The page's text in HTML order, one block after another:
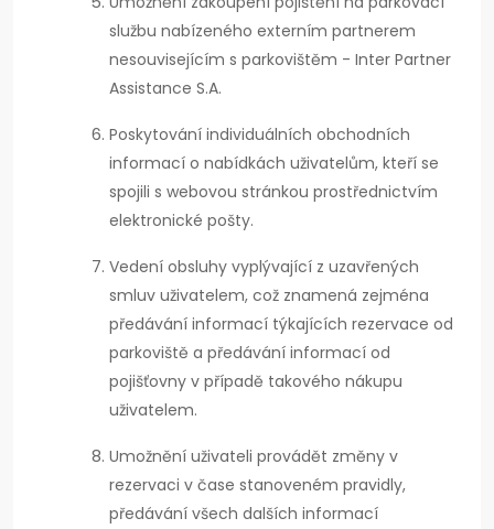
službu nabízeného externím partnerem
nesouvisejícím s parkovištěm - Inter Partner
Assistance S.A.
Poskytování individuálních obchodních
informací o nabídkách uživatelům, kteří se
spojili s webovou stránkou prostřednictvím
elektronické pošty.
Vedení obsluhy vyplývající z uzavřených
smluv uživatelem, což znamená zejména
předávání informací týkajících rezervace od
parkoviště a předávání informací od
pojišťovny v případě takového nákupu
uživatelem.
Umožnění uživateli provádět změny v
rezervaci v čase stanoveném pravidly,
předávání všech dalších informací